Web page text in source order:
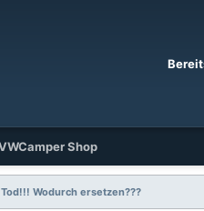
Shop
Wodurch ersetzen???